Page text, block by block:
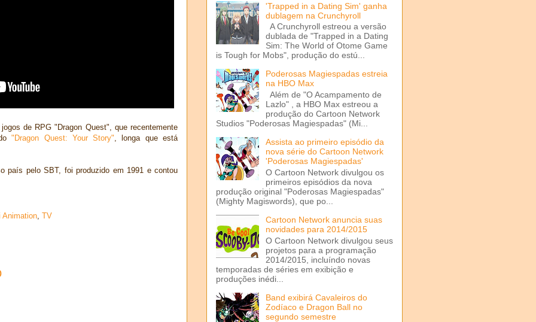
de RPG "Dragon Quest", que recentemente
"Dragon Quest: Your Story" , longa que está
país pelo SBT, foi produzido em 1991 e contou
Animation, TV
'Trapped in a Dating Sim' ganha
dublagem na Crunchyroll
A Crunchyroll estreou a versão
dublada de "Trapped in a Dating
Sim: The World of Otome Game
is Tough for Mobs", produção do estú...
Poderosas Magiespadas estreia
na HBO Max
Além de "O Acampamento de
Lazlo" , a HBO Max estreou a
produção do Cartoon Network
Studios "Poderosas Magiespadas" (Mi...
Assista ao primeiro episódio da
nova série do Cartoon Network
'Poderosas Magiespadas'
O Cartoon Network divulgou os
primeiros episódios da nova
produção original "Poderosas Magiespadas"
(Mighty Magiswords), que po...
Cartoon Network anuncia suas
novidades para 2014/2015
O Cartoon Network divulgou seus
projetos para a programação
2014/2015, incluíndo novas
temporadas de séries em exibição e
produções inédi...
Band exibirá Cavaleiros do
Zodíaco e Dragon Ball no
segundo semestre